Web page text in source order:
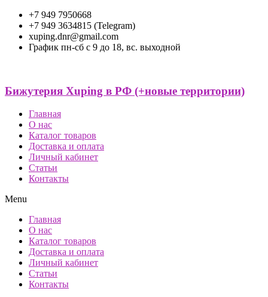
+7 949 7950668
+7 949 3634815 (Telegram)
xuping.dnr@gmail.com
График пн-сб с 9 до 18, вс. выходной
Бижутерия Xuping в РФ (+новые территории)
Главная
О нас
Каталог товаров
Доставка и оплата
Личный кабинет
Статьи
Контакты
Menu
Главная
О нас
Каталог товаров
Доставка и оплата
Личный кабинет
Статьи
Контакты